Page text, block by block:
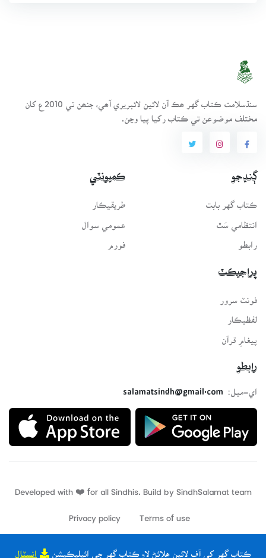
ڪتاب گهر کي آف لائين ھلائڻ لاءِ ڪتاب گهر جي ائپليڪيشن انسٽال
سنڌسلامت ڪتاب گهر ھڪ آن لائين لائبريري آھي، جنھن تي 2010ع کان
مختلف موضوعن تي ڪتاب رکيا پيا وڃن.
ڳنڍجو
ڪتاب گهر بابت
انتظامي سَٿ
رابطو
ڪميونٽي
طريقيڪار
عمومي سوال
فورم
پراجيڪٽ
لفظيڪار
پيغامِ قرآن
رابطو
اي-ميل:
salamatsindh@gmail.com
Developed with ❤️ for all Sindhis. Build by
Terms of use